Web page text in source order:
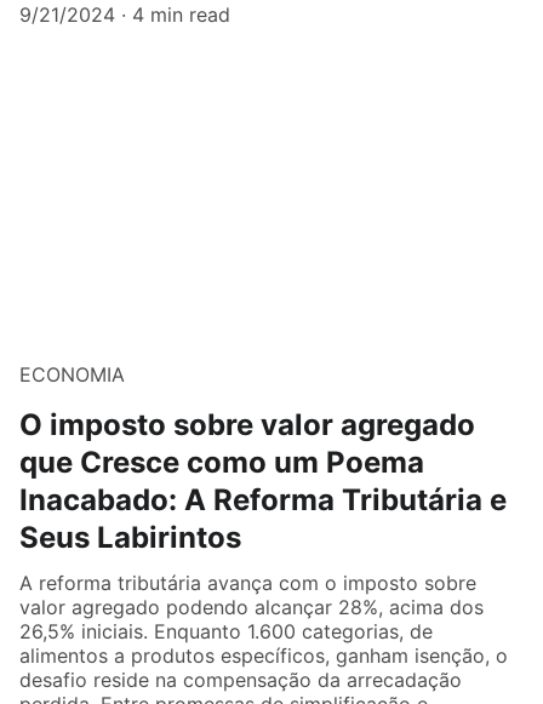
9/21/2024
4 min read
ECONOMIA
O imposto sobre valor agregado
que Cresce como um Poema
Inacabado: A Reforma Tributária e
Seus Labirintos
A reforma tributária avança com o imposto sobre
valor agregado podendo alcançar 28%, acima dos
26,5% iniciais. Enquanto 1.600 categorias, de
alimentos a produtos específicos, ganham isenção, o
desafio reside na compensação da arrecadação